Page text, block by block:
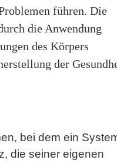
führen. Die
die Anwendung
des Körpers
der
bei dem ein
die seiner eigenen